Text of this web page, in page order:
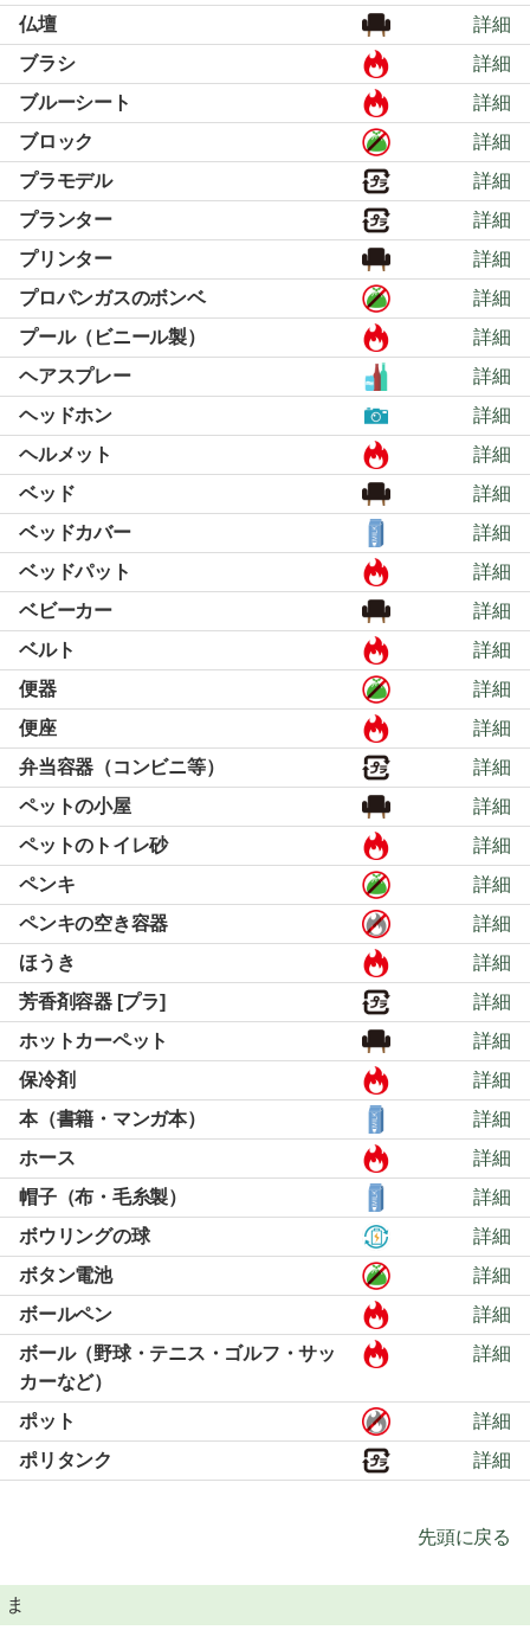
仏壇
詳細
ブラシ
詳細
ブルーシート
詳細
ブロック
詳細
プラモデル
詳細
プランター
詳細
プリンター
詳細
プロパンガスのボンベ
詳細
プール（ビニール製）
詳細
ヘアスプレー
詳細
ヘッドホン
詳細
ヘルメット
詳細
ベッド
詳細
ベッドカバー
詳細
ベッドパット
詳細
ベビーカー
詳細
ベルト
詳細
便器
詳細
便座
詳細
弁当容器（コンビニ等）
詳細
ペットの小屋
詳細
ペットのトイレ砂
詳細
ペンキ
詳細
ペンキの空き容器
詳細
ほうき
詳細
芳香剤容器 [プラ]
詳細
ホットカーペット
詳細
保冷剤
詳細
本（書籍・マンガ本）
詳細
ホース
詳細
帽子（布・毛糸製）
詳細
ボウリングの球
詳細
ボタン電池
詳細
ボールペン
詳細
ボール（野球・テニス・ゴルフ・サッ
カーなど）
詳細
ポット
詳細
ポリタンク
詳細
先頭に戻る
ま